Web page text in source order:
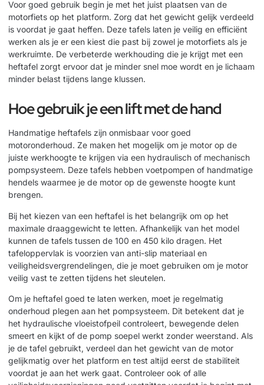
Voor goed gebruik begin je met het juist plaatsen van de
motorfiets op het platform. Zorg dat het gewicht gelijk verdeeld
is voordat je gaat heffen. Deze tafels laten je veilig en efficiënt
werken als je er een kiest die past bij zowel je motorfiets als je
werkruimte. De verbeterde werkhouding die je krijgt met een
heftafel zorgt ervoor dat je minder snel moe wordt en je lichaam
minder belast tijdens lange klussen.
Hoe gebruik je een lift met de hand
Handmatige heftafels zijn onmisbaar voor goed
motoronderhoud. Ze maken het mogelijk om je motor op de
juiste werkhoogte te krijgen via een hydraulisch of mechanisch
pompsysteem. Deze tafels hebben voetpompen of handmatige
hendels waarmee je de motor op de gewenste hoogte kunt
brengen.
Bij het kiezen van een heftafel is het belangrijk om op het
maximale draaggewicht te letten. Afhankelijk van het model
kunnen de tafels tussen de 100 en 450 kilo dragen. Het
tafeloppervlak is voorzien van anti-slip materiaal en
veiligheidsvergrendelingen, die je moet gebruiken om je motor
veilig vast te zetten tijdens het sleutelen.
Om je heftafel goed te laten werken, moet je regelmatig
onderhoud plegen aan het pompsysteem. Dit betekent dat je
het hydraulische vloeistofpeil controleert, bewegende delen
smeert en kijkt of de pomp soepel werkt zonder weerstand. Als
je de tafel gebruikt, verdeel dan het gewicht van de motor
gelijkmatig over het platform en test altijd eerst de stabiliteit
voordat je aan het werk gaat. Controleer ook of alle